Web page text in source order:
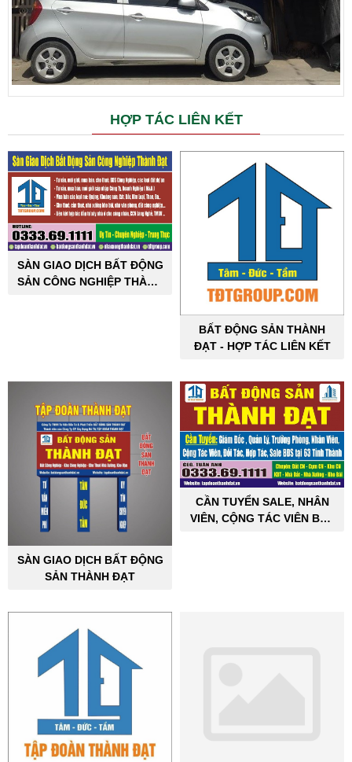
HỢP TÁC LIÊN KẾT
SÀN GIAO DỊCH BẤT ĐỘNG
SẢN CÔNG NGHIỆP THÀNH
BẤT ĐỘNG SẢN THÀNH
ĐẠT - HỢP TÁC LIÊN KẾT
SÀN GIAO DỊCH BẤT ĐỘNG
SẢN THÀNH ĐẠT
CẦN TUYỂN SALE, NHÂN
VIÊN, CỘNG TÁC VIÊN BẤT